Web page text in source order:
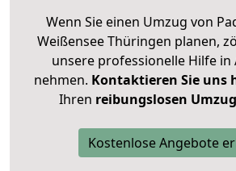
Wenn Sie einen Umzug von
Weißensee Thüringen planen,
unsere professionelle Hilfe in
nehmen. Kontaktieren Sie uns
Ihren reibungslosen Umzug
Kostenlose Angebote